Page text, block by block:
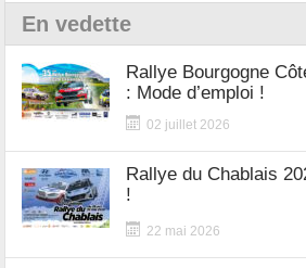
En vedette
Rallye Bourgogne
: Mode d’emploi !
02 juillet 2026
Rallye du Chablais
!
22 mai 2026